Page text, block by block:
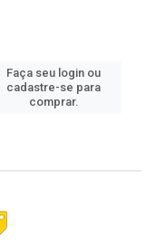
Faça seu login ou
cadastre-se para
comprar.